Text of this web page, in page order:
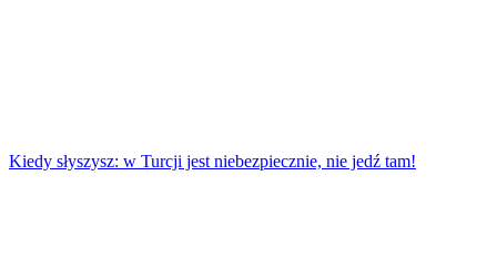
Kiedy słyszysz: w Turcji jest niebezpiecznie, nie jedź tam!